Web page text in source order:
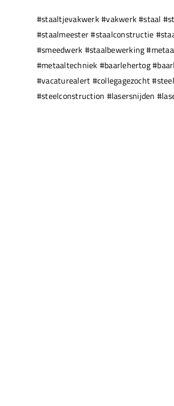
#staaltjevakwerk #vakwerk #staal
#staalmeester #staalconstructie
#smeedwerk #staalbewerking
#metaaltechniek #baarlehertog
#vacaturealert #collegagezocht
#steelconstruction #lasersnijden